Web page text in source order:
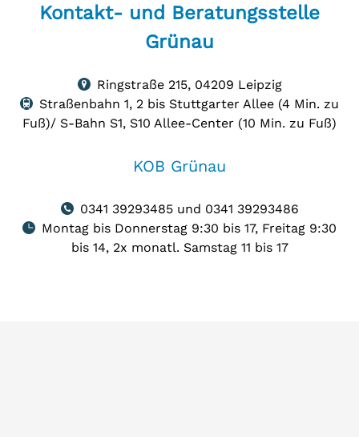
Ringstraße
215,
04209
Kontakt- und Beratungsstelle
Grünau
Karte
zeigen
Ringstraße 215, 04209 Leipzig
Straßenbahn 1, 2 bis Stuttgarter Allee (4 Min. zu
Fuß)/ S-Bahn S1, S10 Allee-Center (10 Min. zu Fuß)
KOB Grünau
0341 39293485 und 0341 39293486
Montag bis Donnerstag 9:30 bis 17, Freitag 9:30
bis 14, 2x monatl. Samstag 11 bis 17